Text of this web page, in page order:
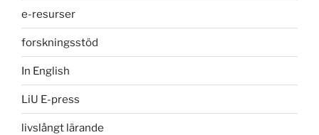
e-resurser
forskningsstöd
In English
LiU E-press
livslångt lärande